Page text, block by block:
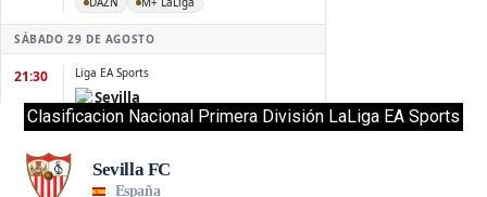
Clasificacion Nacional Primera División LaLiga EA Sports